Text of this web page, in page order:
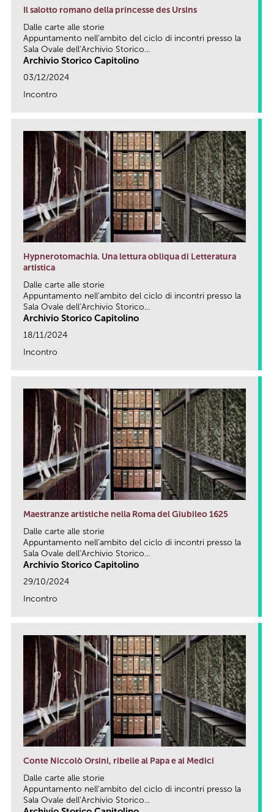
Il salotto romano della princesse des Ursins
Dalle carte alle storie
Appuntamento nell'ambito del ciclo di incontri presso la
Sala Ovale dell’Archivio Storico...
Archivio Storico Capitolino
03/12/2024
Incontro
Hypnerotomachia. Una lettura obliqua di Letteratura
artistica
Dalle carte alle storie
Appuntamento nell'ambito del ciclo di incontri presso la
Sala Ovale dell’Archivio Storico...
Archivio Storico Capitolino
18/11/2024
Incontro
Maestranze artistiche nella Roma del Giubileo 1625
Dalle carte alle storie
Appuntamento nell'ambito del ciclo di incontri presso la
Sala Ovale dell’Archivio Storico...
Archivio Storico Capitolino
29/10/2024
Incontro
Conte Niccolò Orsini, ribelle al Papa e ai Medici
Dalle carte alle storie
Appuntamento nell'ambito del ciclo di incontri presso la
Sala Ovale dell’Archivio Storico...